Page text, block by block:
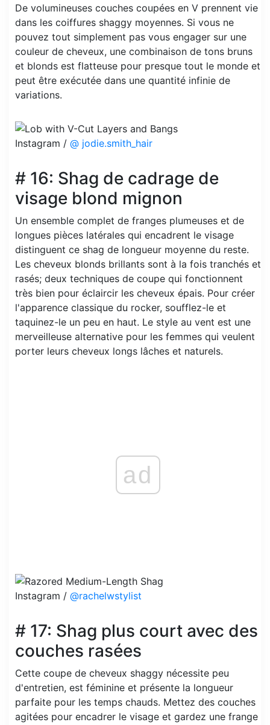
De volumineuses couches coupées en V prennent vie
dans les coiffures shaggy moyennes. Si vous ne
pouvez tout simplement pas vous engager sur une
couleur de cheveux, une combinaison de tons bruns
et blonds est flatteuse pour presque tout le monde et
peut être exécutée dans une quantité infinie de
variations.
Instagram / @ jodie.smith_hair
# 16: Shag de cadrage de
visage blond mignon
Un ensemble complet de franges plumeuses et de
longues pièces latérales qui encadrent le visage
distinguent ce shag de longueur moyenne du reste.
Les cheveux blonds brillants sont à la fois tranchés et
rasés; deux techniques de coupe qui fonctionnent
très bien pour éclaircir les cheveux épais. Pour créer
l'apparence classique du rocker, soufflez-le et
taquinez-le un peu en haut. Le style au vent est une
merveilleuse alternative pour les femmes qui veulent
porter leurs cheveux longs lâches et naturels.
ad
Instagram / @rachelwstylist
# 17: Shag plus court avec des
couches rasées
Cette coupe de cheveux shaggy nécessite peu
d'entretien, est féminine et présente la longueur
parfaite pour les temps chauds. Mettez des couches
agitées pour encadrer le visage et gardez une frange